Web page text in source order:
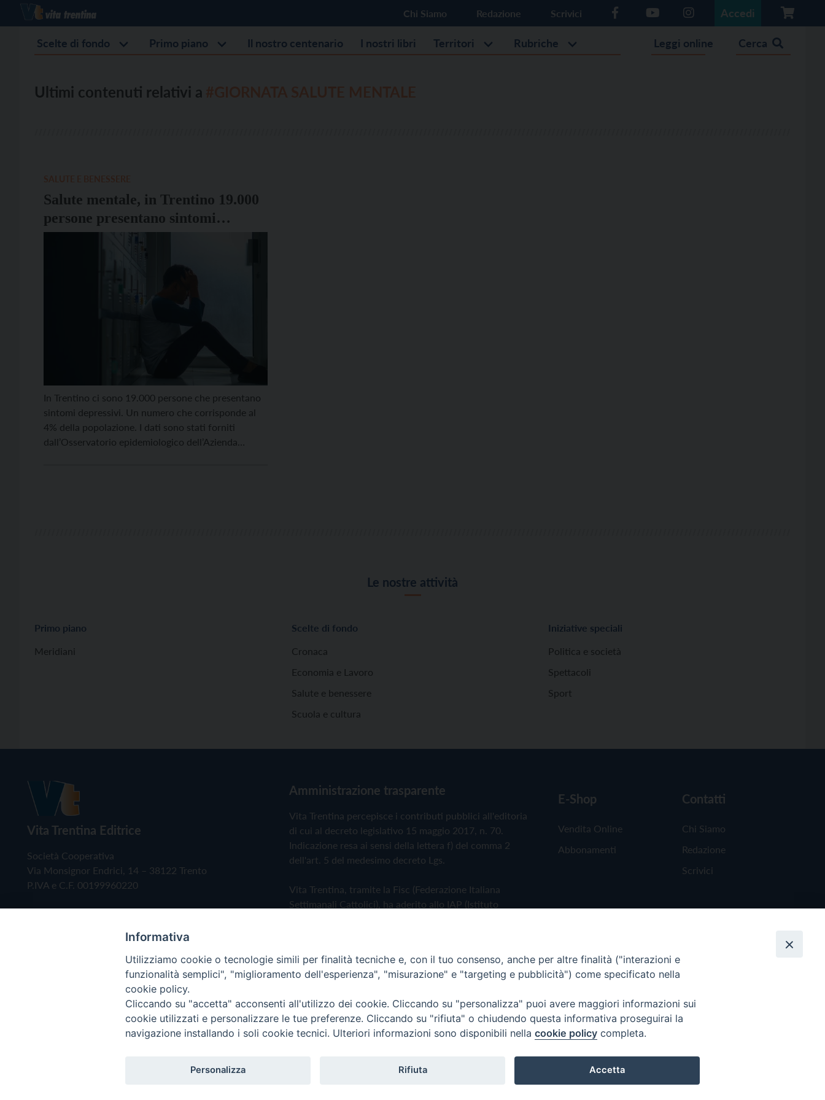
Chi Siamo Redazione Scrivici Accedi
Scelte di fondo Primo piano Il nostro centenario I nostri libri Territori Rubriche Leggi online Cerca
Ultimi contenuti relativi a
Salute mentale, in Trentino 19.000
persone presentano sintomi
depressivi
In Trentino ci sono 19.000 persone che presentano
sintomi depressivi. Un numero che corrisponde al
4% della popolazione. I dati sono stati forniti
dall’Osservatorio epidemiologico dell’Azienda
Le nostre attività
Primo piano
Meridiani
Scelte di fondo
Cronaca
Economia e Lavoro
Salute e benessere
Scuola e cultura
Iniziative speciali
Politica e società
Spettacoli
Sport
Vita Trentina Editrice
Società Cooperativa
Via Monsignor Endrici, 14 – 38122 Trento
P.IVA e C.F. 00199960220
Amministrazione trasparente
Vita Trentina percepisce i contributi pubblici all'editoria
di cui al decreto legislativo 15 maggio 2017, n. 70.
Indicazione resa ai sensi della lettera f) del comma 2
dell'art. 5 del medesimo decreto Lgs.
Vita Trentina, tramite la Fisc (Federazione Italiana
Settimanali Cattolici), ha aderito allo IAP (Istituto
Privacy Policy Cookie Policy
E-Shop
Vendita Online
Abbonamenti
Contatti
Chi Siamo
Redazione
Scrivici
Copyright © 2019 - Tutti i diritti riservati - Vita Trentina Editrice
Informativa
Utilizziamo cookie o tecnologie simili per finalità tecniche e, con il tuo consenso, anche per altre finalità ("interazioni e
funzionalità semplici", "miglioramento dell'esperienza", "misurazione" e "targeting e pubblicità") come specificato nella
cookie policy.
Cliccando su "accetta" acconsenti all'utilizzo dei cookie. Cliccando su "personalizza" puoi avere maggiori informazioni sui
cookie utilizzati e personalizzare le tue preferenze. Cliccando su "rifiuta" o chiudendo questa informativa proseguirai la
navigazione installando i soli cookie tecnici. Ulteriori informazioni sono disponibili nella cookie policy completa.
Personalizza Rifiuta Accetta